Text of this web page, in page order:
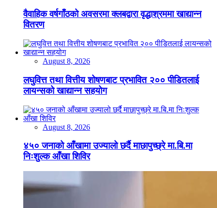
वैवाहिक वर्षगाँठको अवसरमा क्लबद्वारा वृद्धाश्रममा खाद्यान्न
वितरण
August 8, 2026
लघुवित्त तथा वित्तीय शोषणबाट प्रभावित २०० पीडितलाई
लायन्सको खाद्यान्न सहयोग
August 8, 2026
४५० जनाको आँखामा उज्यालो छर्दै माछापुच्छ्रे मा.बि.मा
निःशुल्क आँखा शिविर